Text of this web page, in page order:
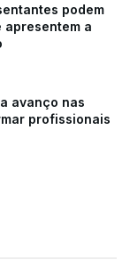
podem
a
avanço nas
profissionais